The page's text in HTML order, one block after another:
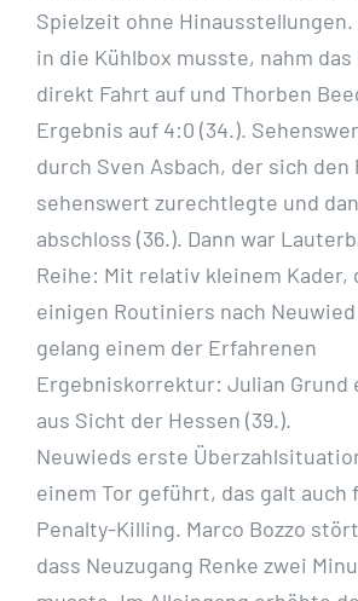
Spielzeit ohne
in die Kühlbox musste, nahm das
direkt Fahrt auf und Thorben
Ergebnis auf 4:0 (34.).
durch Sven Asbach, der sich den
sehenswert zurechtlegte und
abschloss (36.). Dann war
Reihe: Mit relativ kleinem Kader,
einigen Routiniers nach
gelang einem der Erfahrenen
Ergebniskorrektur: Julian Grund
aus Sicht der Hessen (39.).
Neuwieds erste
einem Tor geführt, das galt auch
Penalty-Killing. Marco Bozzo
dass Neuzugang Renke zwei